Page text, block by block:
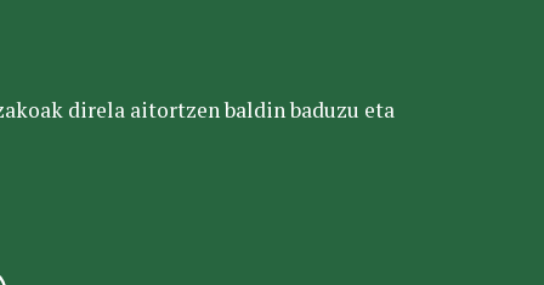
direla aitortzen baldin baduzu eta